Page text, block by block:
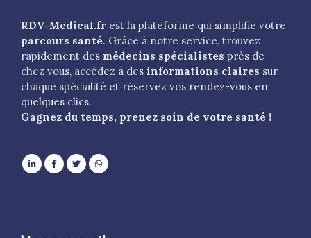
RDV-Medical.fr est la plateforme qui simplifie votre
parcours santé. Grâce à notre service, trouvez
rapidement des médecins spécialistes près de
chez vous, accédez à des informations claires sur
chaque spécialité et réservez vos rendez-vous en
quelques clics.
Gagnez du temps, prenez soin de votre santé !